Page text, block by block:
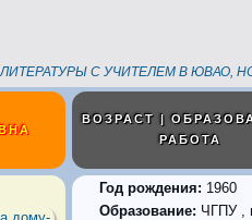
С УЧИТЕЛЕМ В ЮВАО,
ВОЗРАСТ |
РАБОТА
Год рождения: 1960
Образование: ЧГПУ ,